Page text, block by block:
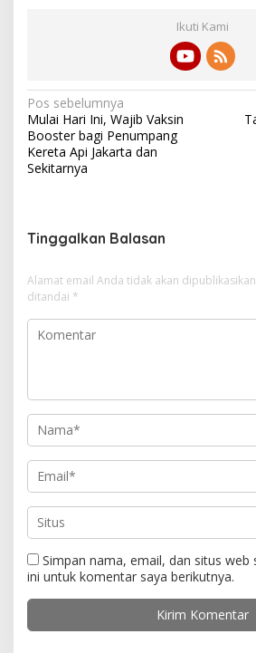
Ikuti Kami
N
a
v
i
a
i
p
o
Pos sebelumnya
Mulai Hari Ini, Wajib Vaksin
Booster bagi Penumpang
Kereta Api Jakarta dan
Sekitarnya
Tinggalkan Balasan
Alamat email Anda tidak akan
ditandai *
Simpan nama, email, dan situs web
ini untuk komentar saya berikutnya.